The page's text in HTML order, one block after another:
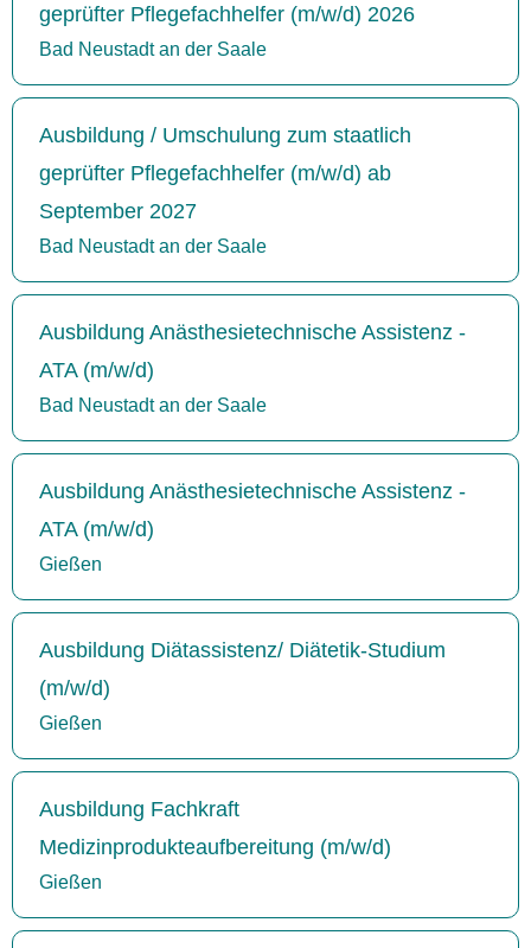
geprüfter Pflegefachhelfer (m/w/d) 2026
Bad Neustadt an der Saale
Ausbildung / Umschulung zum staatlich
geprüfter Pflegefachhelfer (m/w/d) ab
September 2027
Bad Neustadt an der Saale
Ausbildung Anästhesietechnische Assistenz -
ATA (m/w/d)
Bad Neustadt an der Saale
Ausbildung Anästhesietechnische Assistenz -
ATA (m/w/d)
Gießen
Ausbildung Diätassistenz/ Diätetik-Studium
(m/w/d)
Gießen
Ausbildung Fachkraft
Medizinprodukteaufbereitung (m/w/d)
Gießen